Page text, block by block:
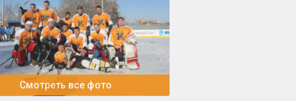
Смотреть все фото